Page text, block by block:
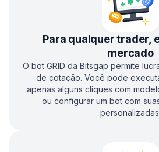
Para qualquer trader,
mercado
O bot GRID da Bitsgap permite
de cotação. Você pode
apenas alguns cliques com
ou configurar um bot com